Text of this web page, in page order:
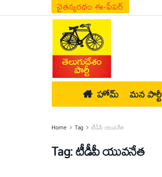
చైతన్యరధం ఈ-పేపర్
హోమ్ మన పార్టీ
Home Tag టీడీపీ యువనేత
Tag:టీడీపీ యువనేత